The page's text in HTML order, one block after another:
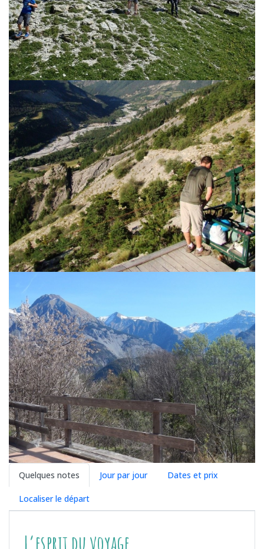
Quelques notes Jour par jour Dates et prix
Localiser le départ
L’esprit du voyage